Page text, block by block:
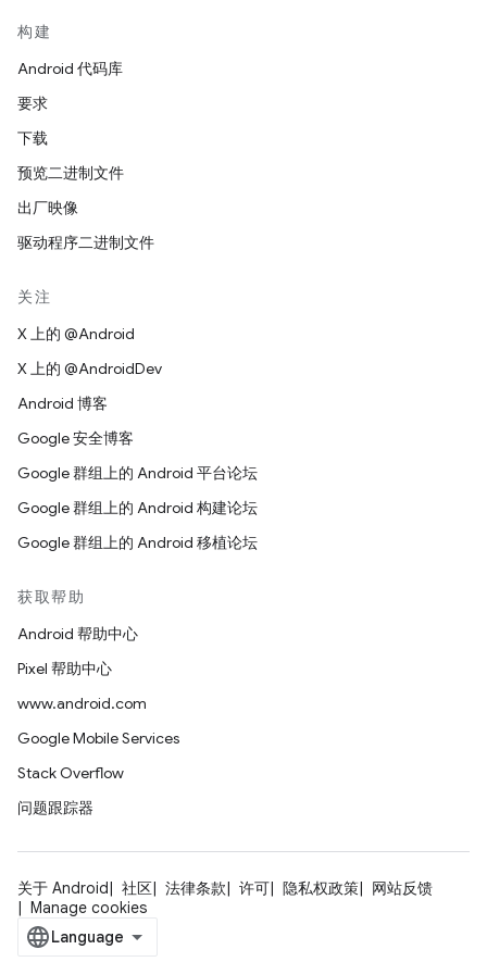
构建
Android 代码库
要求
下载
预览二进制文件
出厂映像
驱动程序二进制文件
关注
X 上的 @Android
X 上的 @AndroidDev
Android 博客
Google 安全博客
Google 群组上的 Android 平台论坛
Google 群组上的 Android 构建论坛
Google 群组上的 Android 移植论坛
获取帮助
Android 帮助中心
Pixel 帮助中心
www.android.com
Google Mobile Services
Stack Overflow
问题跟踪器
关于 Android 社区 法律条款 许可 隐私权政策
网站反馈
Manage cookies